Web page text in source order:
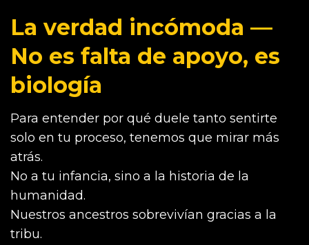
La verdad incómoda —
No es falta de apoyo, es
biología
Para entender por qué duele tanto sentirte
solo en tu proceso, tenemos que mirar más
atrás.
No a tu infancia, sino a la historia de la
humanidad.
Nuestros ancestros sobrevivían gracias a la
tribu.